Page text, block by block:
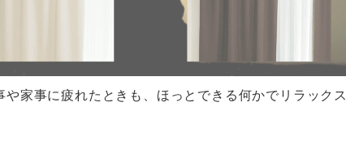
家事に疲れたときも、ほっとできる何かでリラックス